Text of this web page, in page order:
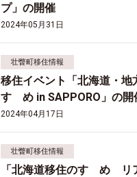
プ」の開催
2024年05月31日
壮瞥町移住情報
移住イベント「北海道・地
すゝめ in SAPPORO」の開
2024年04月17日
壮瞥町移住情報
「北海道移住のすゝめ リ